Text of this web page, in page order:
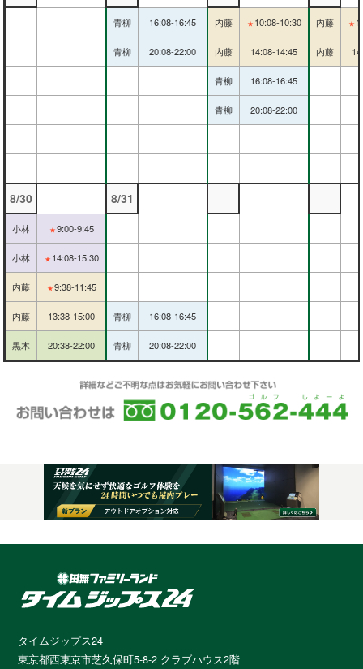
青柳 16:08-16:45 内藤 ★ 10:08-10:30 内藤 ★
青柳 20:08-22:00 内藤 14:08-14:45 内藤
青柳 16:08-16:45
青柳 20:08-22:00
8/30 8/31
小林 ★ 9:00-9:45
小林 ★ 14:08-15:30
内藤 ★ 9:38-11:45
内藤 13:38-15:00 青柳 16:08-16:45
黒木 20:38-22:00 青柳 20:08-22:00
タイムジップス24
東京都西東京市芝久保町5-8-2 クラブハウス2階